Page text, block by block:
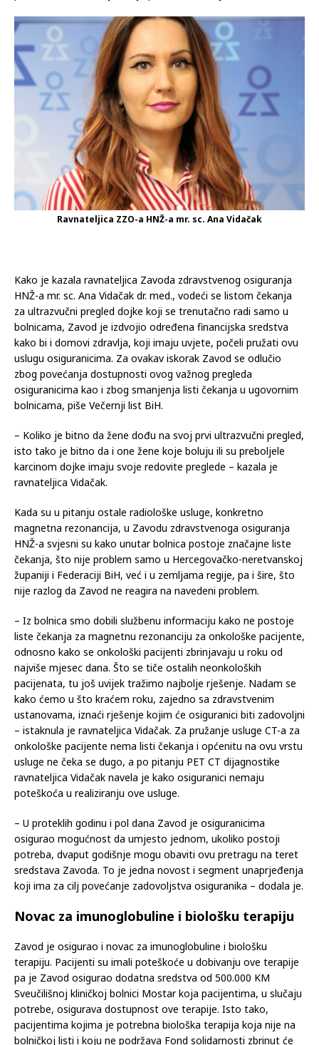
Ravnateljica ZZO-a HNŽ-a mr. sc. Ana Vidačak
Kako je kazala ravnateljica Zavoda zdravstvenog osiguranja
HNŽ-a mr. sc. Ana Vidačak dr. med., vodeći se listom čekanja
za ultrazvučni pregled dojke koji se trenutačno radi samo u
bolnicama, Zavod je izdvojio određena financijska sredstva
kako bi i domovi zdravlja, koji imaju uvjete, počeli pružati ovu
uslugu osiguranicima. Za ovakav iskorak Zavod se odlučio
zbog povećanja dostupnosti ovog važnog pregleda
osiguranicima kao i zbog smanjenja listi čekanja u ugovornim
bolnicama, piše Večernji list BiH.
– Koliko je bitno da žene dođu na svoj prvi ultrazvučni pregled,
isto tako je bitno da i one žene koje boluju ili su preboljele
karcinom dojke imaju svoje redovite preglede – kazala je
ravnateljica Vidačak.
Kada su u pitanju ostale radiološke usluge, konkretno
magnetna rezonancija, u Zavodu zdravstvenoga osiguranja
HNŽ-a svjesni su kako unutar bolnica postoje značajne liste
čekanja, što nije problem samo u Hercegovačko-neretvanskoj
županiji i Federaciji BiH, već i u zemljama regije, pa i šire, što
nije razlog da Zavod ne reagira na navedeni problem.
– Iz bolnica smo dobili službenu informaciju kako ne postoje
liste čekanja za magnetnu rezonanciju za onkološke pacijente,
odnosno kako se onkološki pacijenti zbrinjavaju u roku od
najviše mjesec dana. Što se tiče ostalih neonkoloških
pacijenata, tu još uvijek tražimo najbolje rješenje. Nadam se
kako ćemo u što kraćem roku, zajedno sa zdravstvenim
ustanovama, iznaći rješenje kojim će osiguranici biti zadovoljni
– istaknula je ravnateljica Vidačak. Za pružanje usluge CT-a za
onkološke pacijente nema listi čekanja i općenitu na ovu vrstu
usluge ne čeka se dugo, a po pitanju PET CT dijagnostike
ravnateljica Vidačak navela je kako osiguranici nemaju
poteškoća u realiziranju ove usluge.
– U proteklih godinu i pol dana Zavod je osiguranicima
osigurao mogućnost da umjesto jednom, ukoliko postoji
potreba, dvaput godišnje mogu obaviti ovu pretragu na teret
sredstava Zavoda. To je jedna novost i segment unaprjeđenja
koji ima za cilj povećanje zadovoljstva osiguranika – dodala je.
Novac za imunoglobuline i biološku terapiju
Zavod je osigurao i novac za imunoglobuline i biološku
terapiju. Pacijenti su imali poteškoće u dobivanju ove terapije
pa je Zavod osigurao dodatna sredstva od 500.000 KM
Sveučilišnoj kliničkoj bolnici Mostar koja pacijentima, u slučaju
potrebe, osigurava dostupnost ove terapije. Isto tako,
pacijentima kojima je potrebna biološka terapija koja nije na
bolničkoj listi i koju ne podržava Fond solidarnosti zbrinut će